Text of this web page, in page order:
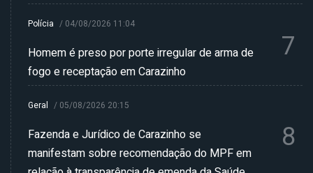
Polícia / 04/08/2026 11:04
Homem é preso por porte irregular de arma de
fogo e receptação em Carazinho
7
Geral / 05/08/2026 20:15
Fazenda e Jurídico de Carazinho se
manifestam sobre recomendação do MPF em
8